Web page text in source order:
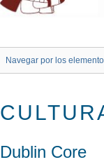
Navegar por los
Dublin Core